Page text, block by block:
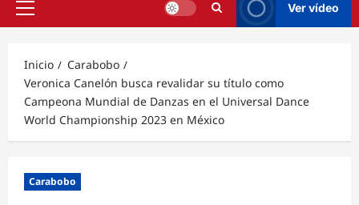
Menú
Ver vídeo
Inicio
Carabobo
Veronica Canelón busca revalidar su título como
Campeona Mundial de Danzas en el Universal Dance
World Championship 2023 en México
Carabobo